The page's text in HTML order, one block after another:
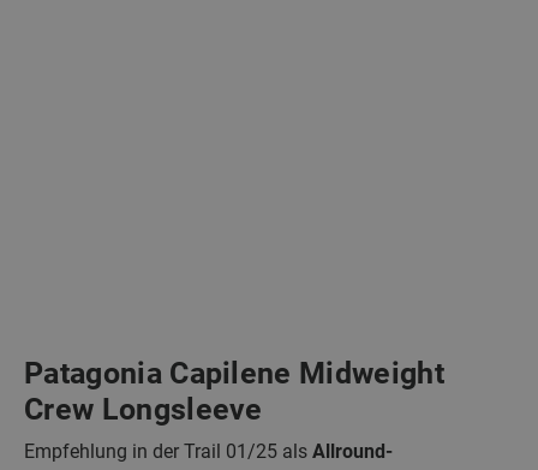
Patagonia Capilene Midweight
Crew Longsleeve
Empfehlung in der Trail 01/25 als Allround-